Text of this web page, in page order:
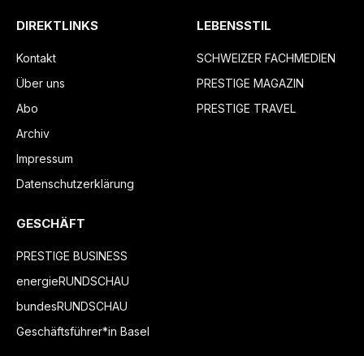
DIREKTLINKS
Kontakt
Über uns
Abo
Archiv
Impressum
Datenschutzerklärung
LEBENSSTIL
SCHWEIZER FACHMEDIEN
PRESTIGE MAGAZIN
PRESTIGE TRAVEL
GESCHÄFT
PRESTIGE BUSINESS
energieRUNDSCHAU
bundesRUNDSCHAU
Geschäftsführer*in Basel